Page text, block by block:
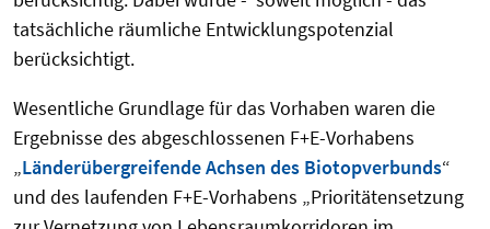
tatsächliche räumliche Entwicklungspotenzial
berücksichtigt.
Wesentliche Grundlage für das Vorhaben waren die
Ergebnisse des abgeschlossenen F+E-Vorhabens
„Länderübergreifende Achsen des Biotopverbunds“
und des laufenden F+E-Vorhabens „Prioritätensetzung